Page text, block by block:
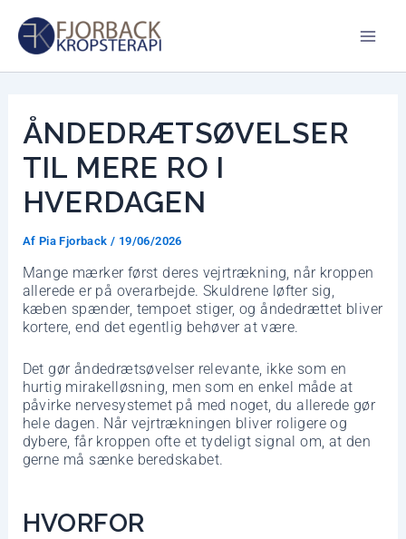
indholdet
ÅNDEDRÆTSØVELSER
TIL MERE RO I
HVERDAGEN
Af Pia Fjorback/ 19/06/2026
Mange mærker først deres vejrtrækning, når kroppen
allerede er på overarbejde. Skuldrene løfter sig,
kæben spænder, tempoet stiger, og åndedrættet bliver
kortere, end det egentlig behøver at være.
Det gør åndedrætsøvelser relevante, ikke som en
hurtig mirakelløsning, men som en enkel måde at
påvirke nervesystemet på med noget, du allerede gør
hele dagen. Når vejrtrækningen bliver roligere og
dybere, får kroppen ofte et tydeligt signal om, at den
gerne må sænke beredskabet.
HVORFOR